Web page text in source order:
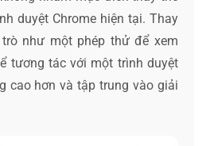
duyệt Chrome hiện tại. Thay
như một phép thử để xem
tương tác với một trình duyệt
cao hơn và tập trung vào giải